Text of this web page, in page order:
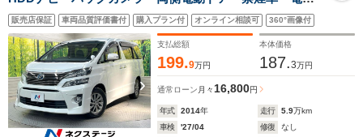
リアゲート コーナーセンサー スマートキー HIDヘッ
ド ビルトインETC クルコン 純正16インチアルミ
オートライト
販売店保証 車両品質評価書付 購入プラン付 オンライン相談可 360°画像付
支払総額
199.9万円
本体価格
187.3万円
通常ローン 月々 16,800円
年式 2014年 走行 5.9万km
車検
'27/04 修復
なし